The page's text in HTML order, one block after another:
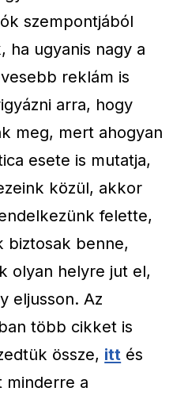
szempontjából
ha ugyanis nagy a
reklám is
arra, hogy
meg, mert ahogyan
esete is mutatja,
közül, akkor
felette,
biztosak benne,
olyan helyre jut el,
eljusson. Az
több cikket is
össze, itt és
minderre a